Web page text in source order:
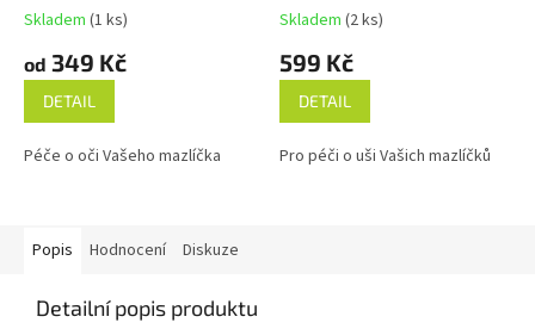
Skladem (1 ks)
od 349 Kč
DETAIL
Péče o oči Vašeho mazlíčka
Skladem (2 ks)
599 Kč
DETAIL
Pro péči o uši Vašich mazlíčků
Popis Hodnocení Diskuze
Detailní popis produktu